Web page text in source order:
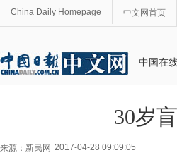
China Daily Homepage 中文网首页
中国在
30岁
来源：新民网 2017-04-28 09:09:05